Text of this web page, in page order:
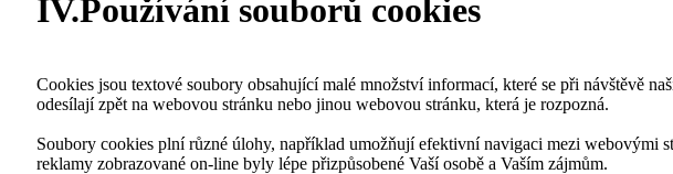
IV.Používání souborů cookies
Cookies jsou textové soubory obsahující malé množství informací, které se při návštěvě
odesílají zpět na webovou stránku nebo jinou webovou stránku, která je rozpozná.
Soubory cookies plní různé úlohy, například umožňují efektivní navigaci mezi webovými
reklamy zobrazované on-line byly lépe přizpůsobené Vaší osobě a Vaším zájmům.